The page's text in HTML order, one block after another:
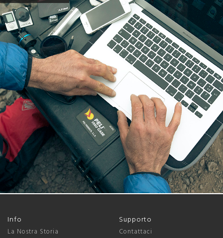
Info
La Nostra Storia
Supporto
Contattaci